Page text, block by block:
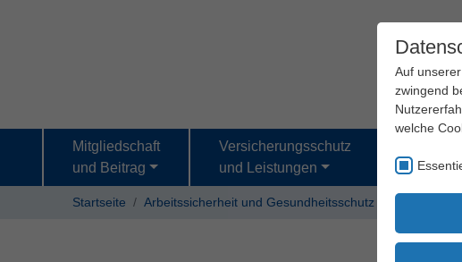
Mitgliedschaft
und Beitrag
Versicherungsschutz
und Leistungen
und
Startseite Arbeitssicherheit und Gesundheitsschutz
Auf
zwingend
welche